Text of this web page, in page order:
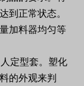
到正常状态。
加料器均匀等
定型套。塑化
的外观来判